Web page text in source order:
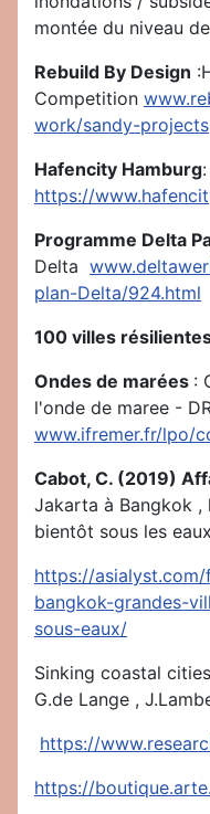
montée du niveau
Rebuild By Design
Competition
work/sandy-projects
Hafencity Hamburg:
https://
Programme Delta
Delta
plan-Delta/924.html
100 villes
Ondes de marées :
l'onde de maree -
www.ifremer.fr/lpo/
Cabot, C. (2019)
Jakarta à Bangkok ,
bientôt sous les
https://
bangkok-grandes-
sous-eaux/
Sinking coastal
G.de Lange ,
https://
https://